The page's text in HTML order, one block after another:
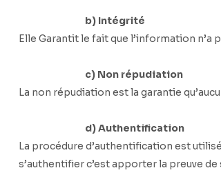
b) Intégrité
Elle Garantit le fait que l’information
c) Non répudiation
La non répudiation est la garantie
d) Authentification
La procédure d’authentification est
s’authentifier c’est apporter la preuve